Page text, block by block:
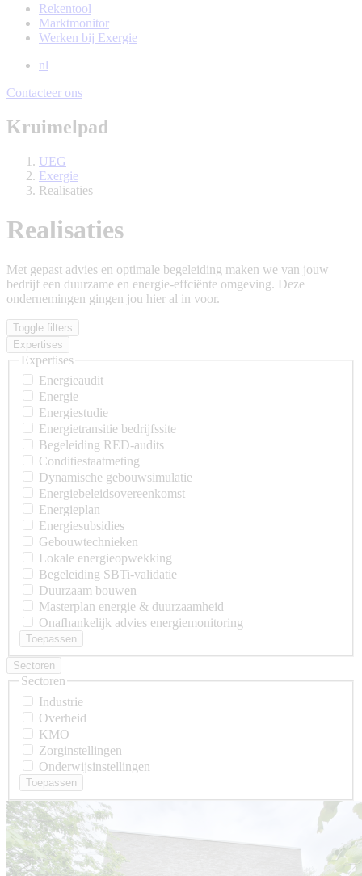
Rekentool
Marktmonitor
Werken bij Exergie
nl
Contacteer ons
Kruimelpad
UEG
Exergie
Realisaties
Realisaties
Met gepast advies en optimale begeleiding maken we van jouw
bedrijf een duurzame en energie-effciënte omgeving. Deze
ondernemingen gingen jou hier al in voor.
Toggle filters
Expertises
Expertises
Energieaudit
Energie
Energiestudie
Energietransitie bedrijfssite
Begeleiding RED-audits
Conditiestaatmeting
Dynamische gebouwsimulatie
Energiebeleidsovereenkomst
Energieplan
Energiesubsidies
Gebouwtechnieken
Lokale energieopwekking
Begeleiding SBTi-validatie
Duurzaam bouwen
Masterplan energie & duurzaamheid
Onafhankelijk advies energiemonitoring
Sectoren
Sectoren
Industrie
Overheid
KMO
Zorginstellingen
Onderwijsinstellingen